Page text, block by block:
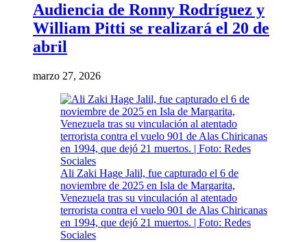
Audiencia de Ronny Rodríguez y
William Pitti se realizará el 20 de
abril
marzo 27, 2026
Ali Zaki Hage Jalil, fue capturado el 6 de
noviembre de 2025 en Isla de Margarita,
Venezuela tras su vinculación al atentado
terrorista contra el vuelo 901 de Alas Chiricanas
en 1994, que dejó 21 muertos. | Foto: Redes
Sociales